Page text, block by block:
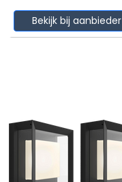
Bekijk bij aanbieder